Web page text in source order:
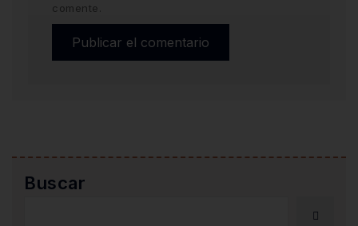
comente.
Buscar